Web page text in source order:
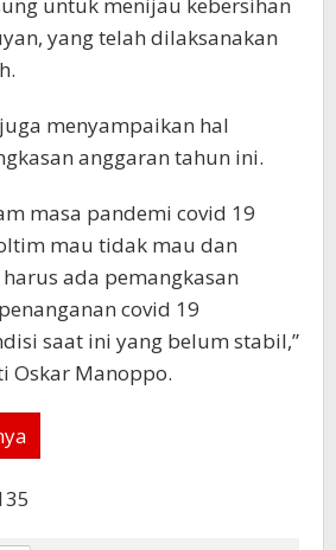
yang telah dilaksanakan
menyampaikan hal
anggaran tahun ini.
masa pandemi covid 19
mau tidak mau dan
ada pemangkasan
covid 19
saat ini yang belum stabil,”
Oskar Manoppo.